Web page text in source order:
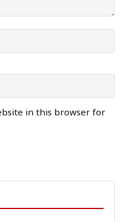
in this browser for